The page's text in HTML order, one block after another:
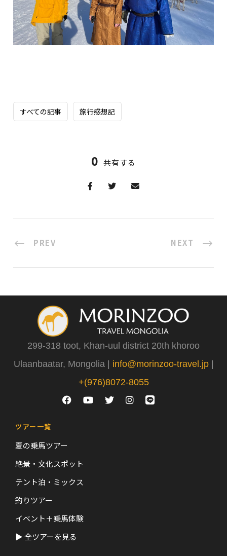
すべての記事 旅行感想記
0 共有する
PREV NEXT
299-318 toot, Khan-uul district 20th khoroo
Ulaanbaatar, Mongolia | info@morinzoo-travel.jp|
+(976)8072-8055
ツアー一覧
夏の乗馬ツアー
絶景・文化スポット
テント泊・ミックス
釣りツアー
イベント＋乗馬体験
▶ 全ツアーを見る